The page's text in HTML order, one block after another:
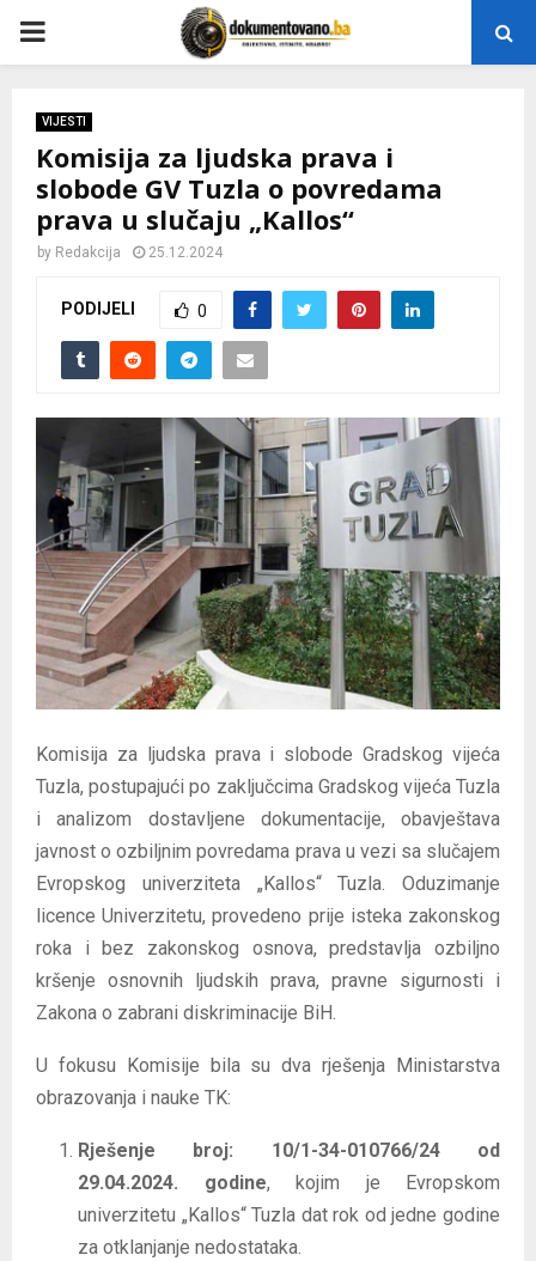
P
M
Y
E
N
U
VIJESTI
Komisija za ljudska prava i
slobode GV Tuzla o povredama
prava u slučaju „Kallos“
by Redakcija 25.12.2024
PODIJELI 0
Komisija za ljudska prava i slobode Gradskog vijeća
Tuzla, postupajući po zaključcima Gradskog vijeća Tuzla
i analizom dostavljene dokumentacije, obavještava
javnost o ozbiljnim povredama prava u vezi sa slučajem
Evropskog univerziteta „Kallos“ Tuzla. Oduzimanje
licence Univerzitetu, provedeno prije isteka zakonskog
roka i bez zakonskog osnova, predstavlja ozbiljno
kršenje osnovnih ljudskih prava, pravne sigurnosti i
Zakona o zabrani diskriminacije BiH.
U fokusu Komisije bila su dva rješenja Ministarstva
obrazovanja i nauke TK:
Rješenje broj: 10/1-34-010766/24 od
29.04.2024. godine, kojim je Evropskom
univerzitetu „Kallos“ Tuzla dat rok od jedne godine
za otklanjanje nedostataka.